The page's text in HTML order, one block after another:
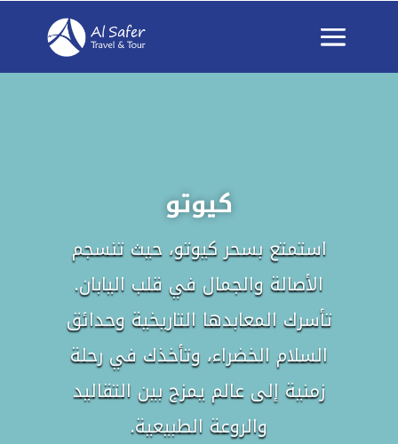
كيوتو
استمتع بسحر كيوتو، حيث تنسجم
الأصالة والجمال في قلب اليابان.
تأسرك المعابدها التاريخية وحدائق
السلام الخضراء، وتأخذك في رحلة
زمنية إلى عالم يمزج بين التقاليد
والروعة الطبيعية.